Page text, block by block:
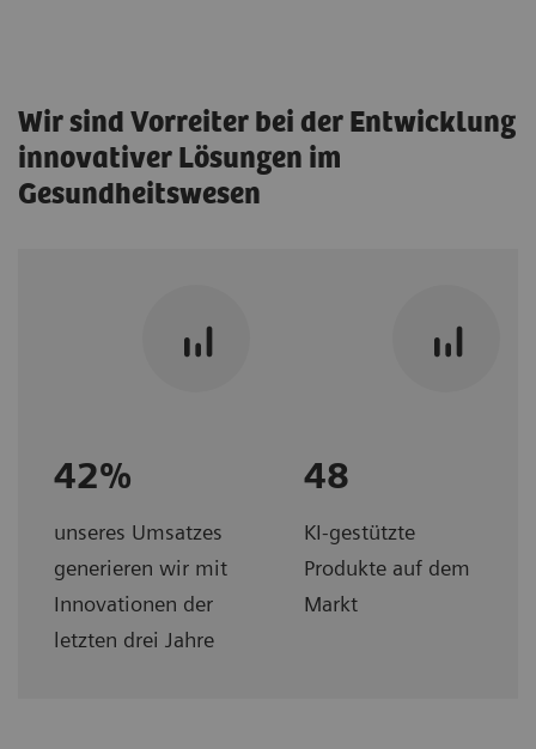
Wir sind Vorreiter bei der Entwicklung
innovativer Lösungen im
Gesundheitswesen
42%
unseres Umsatzes
generieren wir mit
Innovationen der
letzten drei Jahre
48
KI-gestützte
Produkte auf dem
Markt